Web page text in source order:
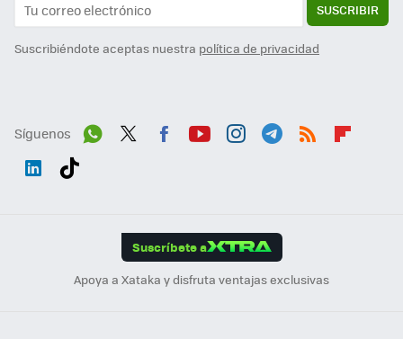
SUSCRIBIR
Suscribiéndote aceptas nuestra política de privacidad
Síguenos
Suscríbete a
Apoya a Xataka y disfruta ventajas exclusivas